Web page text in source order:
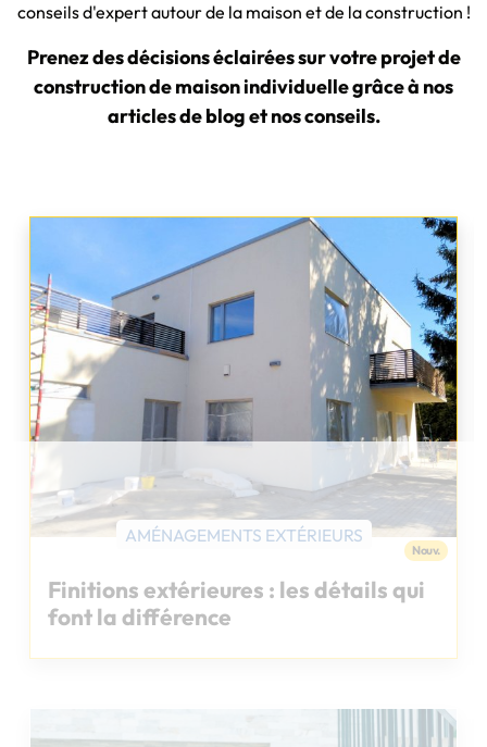
conseils d'expert autour de la maison et de la construction !
Prenez des décisions éclairées sur votre projet de
construction de maison individuelle grâce à nos
articles de blog et nos conseils.
Chargement...
MATÉRIAUX
Fenêtres PVC, alu ou bois : bien
choisir pour sa maison